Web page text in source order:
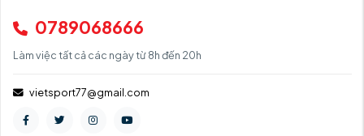
0789068666
Làm việc tất cả các ngày từ 8h đến 20h
vietsport77@gmail.com